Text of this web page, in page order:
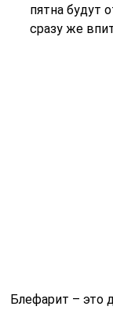
пятна будут
сразу же
Блефарит – это